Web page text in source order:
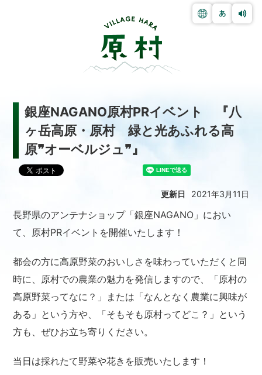
銀座NAGANO原村PRイベント 『八
ヶ岳高原・原村 緑と光あふれる高
原❞オーベルジュ❞』
更新日 2021年3月11日
長野県のアンテナショップ「銀座NAGANO」におい
て、原村PRイベントを開催いたします！
都会の方に高原野菜のおいしさを味わっていただくと同
時に、原村での農業の魅力を発信しますので、「原村の
高原野菜ってなに？」または「なんとなく農業に興味が
ある」という方や、「そもそも原村ってどこ？」という
方も、ぜひお立ち寄りください。
当日は採れたて野菜や花きを販売いたします！